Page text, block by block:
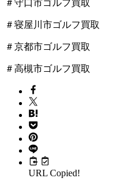
＃守口市ゴルフ買取
＃寝屋川市ゴルフ買取
＃京都市ゴルフ買取
＃高槻市ゴルフ買取
URL Copied!